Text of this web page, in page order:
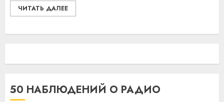
ЧИТАТЬ ДАЛЕЕ
50 НАБЛЮДЕНИЙ О РАДИО